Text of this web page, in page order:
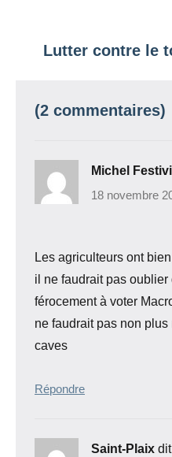
Lutter contre le
(2 commentaires)
Michel Festivi
18 novembre
Les agriculteurs ont
il ne faudrait pas
férocement à voter
ne faudrait pas non
caves
Répondre
Saint-Plaix